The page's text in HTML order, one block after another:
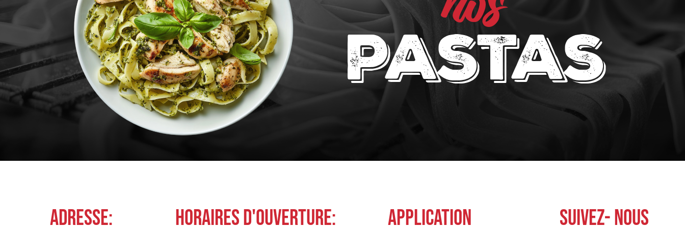
pastas
ADRESSE: HORAIRES D'OUVERTURE: APPLICATION SUIVEZ- NOUS